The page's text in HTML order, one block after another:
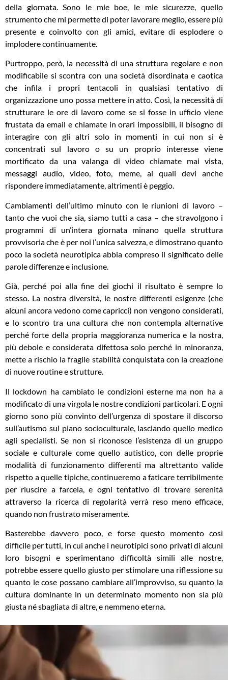
della giornata. Sono le mie boe, le mie sicurezze, quello
strumento che mi permette di poter lavorare meglio, essere più
presente e coinvolto con gli amici, evitare di esplodere o
implodere continuamente.
Purtroppo, però, la necessità di una struttura regolare e non
modificabile si scontra con una società disordinata e caotica
che infila i propri tentacoli in qualsiasi tentativo di
organizzazione uno possa mettere in atto. Così, la necessità di
strutturare le ore di lavoro come se si fosse in ufficio viene
frustata da email e chiamate in orari impossibili, il bisogno di
interagire con gli altri solo in momenti in cui non si è
concentrati sul lavoro o su un proprio interesse viene
mortificato da una valanga di video chiamate mai vista,
messaggi audio, video, foto, meme, ai quali devi anche
rispondere immediatamente, altrimenti è peggio.
Cambiamenti dell’ultimo minuto con le riunioni di lavoro –
tanto che vuoi che sia, siamo tutti a casa – che stravolgono i
programmi di un’intera giornata minano quella struttura
provvisoria che è per noi l’unica salvezza, e dimostrano quanto
poco la società neurotipica abbia compreso il significato delle
parole differenze e inclusione.
Già, perché poi alla fine dei giochi il risultato è sempre lo
stesso. La nostra diversità, le nostre differenti esigenze (che
alcuni ancora vedono come capricci) non vengono considerati,
e lo scontro tra una cultura che non contempla alternative
perché forte della propria maggioranza numerica e la nostra,
più debole e considerata difettosa solo perché in minoranza,
mette a rischio la fragile stabilità conquistata con la creazione
di nuove routine e strutture.
Il lockdown ha cambiato le condizioni esterne ma non ha a
modificato di una virgola le nostre condizioni particolari. E ogni
giorno sono più convinto dell’urgenza di spostare il discorso
sull’autismo sul piano socioculturale, lasciando quello medico
agli specialisti. Se non si riconosce l’esistenza di un gruppo
sociale e culturale come quello autistico, con delle proprie
modalità di funzionamento differenti ma altrettanto valide
rispetto a quelle tipiche, continueremo a faticare terribilmente
per riuscire a farcela, e ogni tentativo di trovare serenità
attraverso la ricerca di regolarità verrà reso meno efficace,
quando non frustrato miseramente.
Basterebbe davvero poco, e forse questo momento così
difficile per tutti, in cui anche i neurotipici sono privati di alcuni
loro bisogni e sperimentano difficoltà simili alle nostre,
potrebbe essere quello giusto per stimolare una riflessione su
quanto le cose possano cambiare all’improvviso, su quanto la
cultura dominante in un determinato momento non sia più
giusta né sbagliata di altre, e nemmeno eterna.